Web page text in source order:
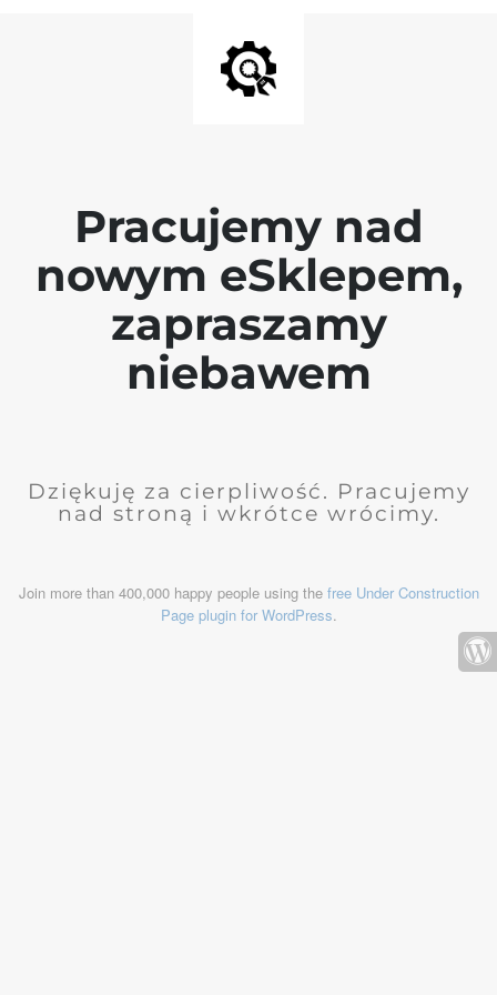
Pracujemy nad
nowym eSklepem,
zapraszamy
niebawem
Dziękuję za cierpliwość. Pracujemy
nad stroną i wkrótce wrócimy.
Join more than 400,000 happy people using the free Under Construction
Page plugin for WordPress.